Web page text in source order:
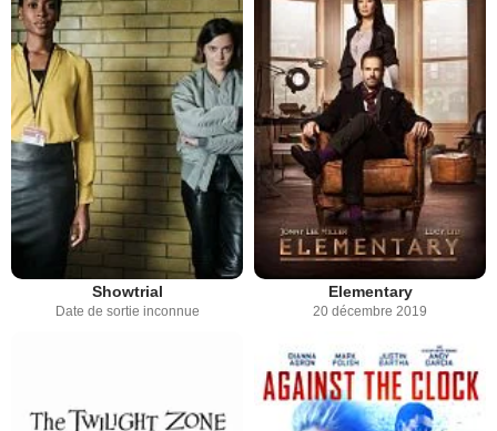
Showtrial
Date de sortie inconnue
Elementary
20 décembre 2019